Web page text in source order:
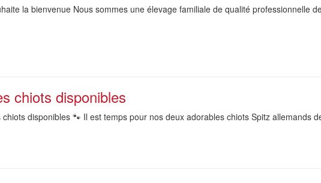
la bienvenue Nous sommes une élevage familiale de qualité professionnelle
chiots disponibles
disponibles 🐾 Il est temps pour nos deux adorables chiots Spitz allemands